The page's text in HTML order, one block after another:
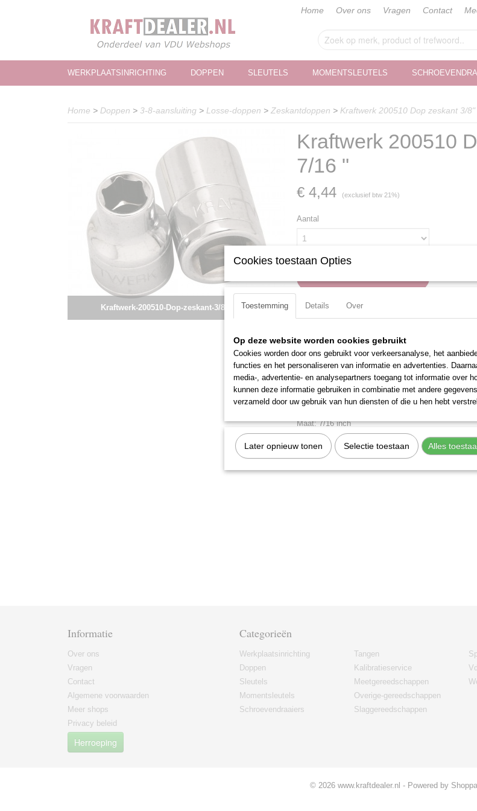
Home Over ons Vragen Contact
WERKPLAATSINRICHTING DOPPEN SLEUTELS MOMENTSLEUTELS
Home > Doppen > 3-8-aansluiting > Losse-doppen > Zeskantdoppen > Kraftwerk 200510 Dop zeskant 3/
Kraftwerk-200510-Dop-zeskant-3/8"-7/16-"
Kraftwerk 200510
7/16 "
€ 4,44 (exclusief btw 21%)
Aantal
Specificaties
Productcode
EAN code
Productcode leverancier
Omschrijving
Uitvoering: Zeskant
Materiaal: Chroom Vanadium
Totale lengte: 25 mm
Maat: 7/16 inch
Aandrijfgrootte: 3/8 inch
Informatie
Over ons
Vragen
Contact
Algemene voorwaarden
Meer shops
Privacy beleid
Herroeping
Categorieën
Werkplaatsinrichting
Doppen
Sleutels
Momentsleutels
Schroevendraaiers
Tangen
Kalibratieservice
Meetgereedschappen
Overige-gereedschappen
Slaggereedschappen
© 2026 www.kraftdealer.nl - Powered by
Cookies toestaan Opties
Toestemming Details Over
Op deze website worden cookies gebruikt
Cookies worden door ons gebruikt voor verkeersanalyse, het
functies en het personaliseren van informatie en advertenties.
media-, advertentie- en analysepartners toegang tot informatie over
kunnen deze informatie gebruiken in combinatie met andere
verzameld door uw gebruik van hun diensten of die u hen hebt
Later opnieuw tonen Selectie toestaan Alles